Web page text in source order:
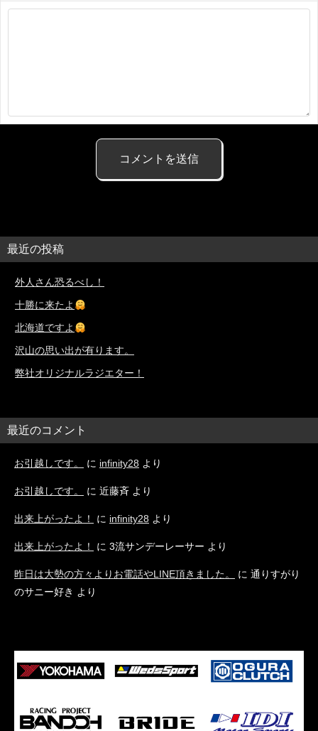
最近の投稿
外人さん恐るべし！
十勝に来たよ
北海道ですよ
沢山の思い出が有ります。
弊社オリジナルラジエター！
最近のコメント
お引越しです。 に infinity28 より
お引越しです。 に 近藤斉 より
出来上がったよ！ に infinity28 より
出来上がったよ！ に 3流サンデーレーサー より
昨日は大勢の方々よりお電話やLINE頂きました。 に 通りすがり
のサニー好き より